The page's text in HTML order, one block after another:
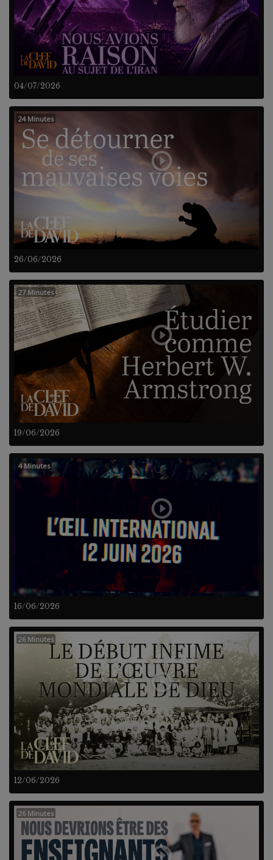
04/07/2026
26/06/2026
24 Minutes
19/06/2026
27 Minutes
16/06/2026
4 Minutes
12/06/2026
26 Minutes
26 Minutes